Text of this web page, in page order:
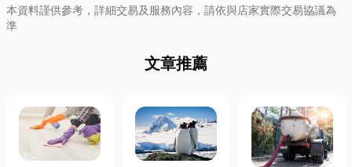
本資料謹供參考，詳細交易及服務內容，請依與店家實際交易協議為
準
文章推薦